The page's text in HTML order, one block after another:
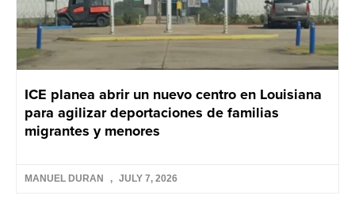
ICE planea abrir un nuevo centro en Louisiana
para agilizar deportaciones de familias
migrantes y menores
MANUEL DURAN JULY 7, 2026